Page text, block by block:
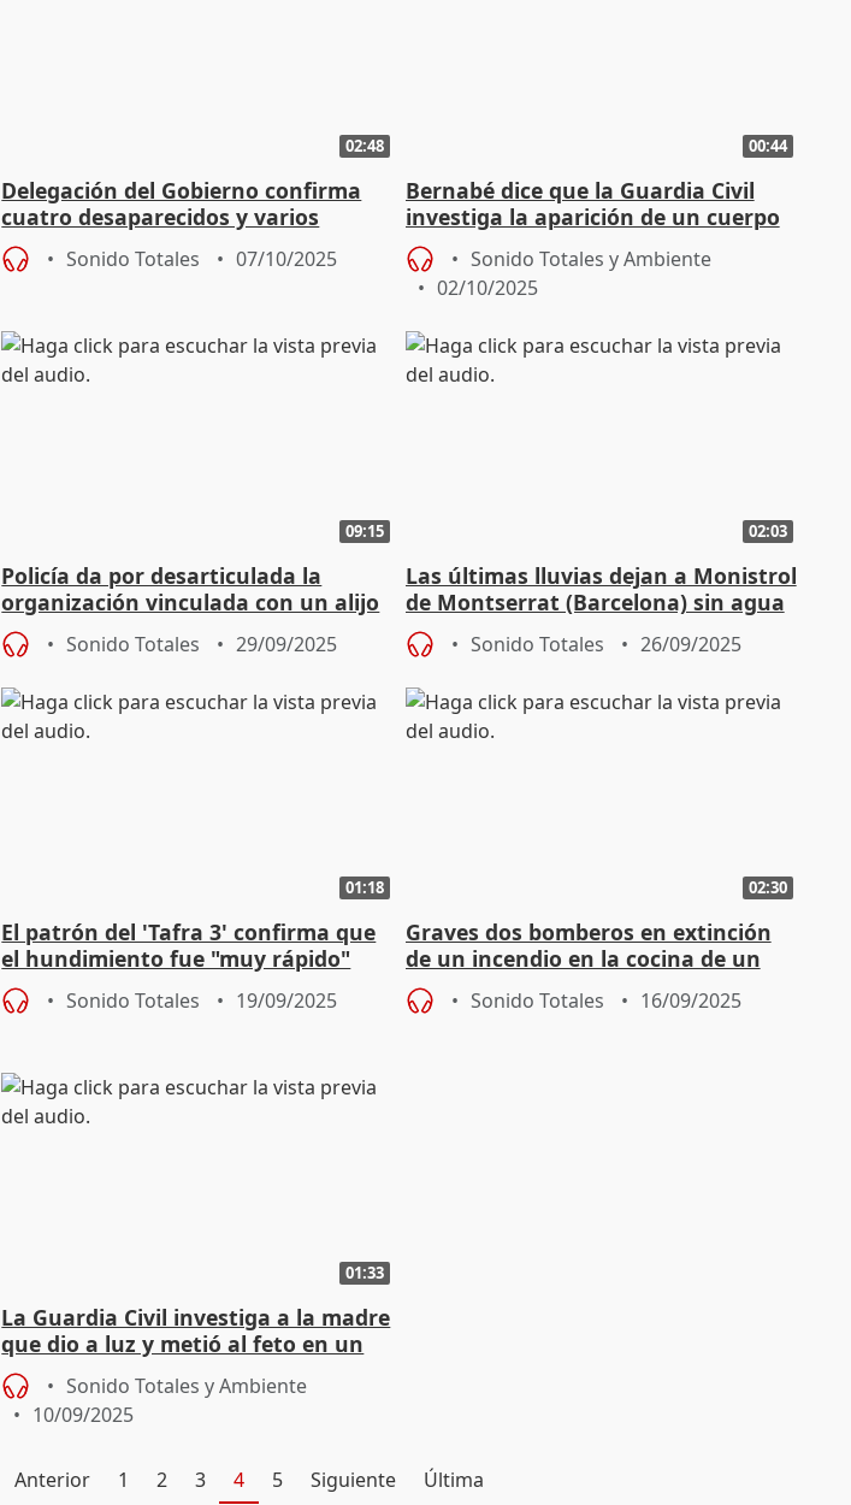
02:48
Delegación del Gobierno confirma
cuatro desaparecidos y varios
heridos en el derrumbe en Madrid
Sonido Totales 07/10/2025
00:44
Bernabé dice que la Guardia Civil
investiga la aparición de un cuerpo
calcinado en Oliva
Sonido Totales y Ambiente
02/10/2025
09:15
Policía da por desarticulada la
organización vinculada con un alijo
de 3,6 toneladas de cocaína
Sonido Totales 29/09/2025
02:03
Las últimas lluvias dejan a Monistrol
de Montserrat (Barcelona) sin agua
apta para el consumo
Sonido Totales 26/09/2025
01:18
El patrón del 'Tafra 3' confirma que
el hundimiento fue "muy rápido"
Sonido Totales 19/09/2025
02:30
Graves dos bomberos en extinción
de un incendio en la cocina de un
restaurante cercano a Colón
Sonido Totales 16/09/2025
01:33
La Guardia Civil investiga a la madre
que dio a luz y metió al feto en un
congelador
Sonido Totales y Ambiente
10/09/2025
Anterior 1 2 3 4 5 Siguiente Última